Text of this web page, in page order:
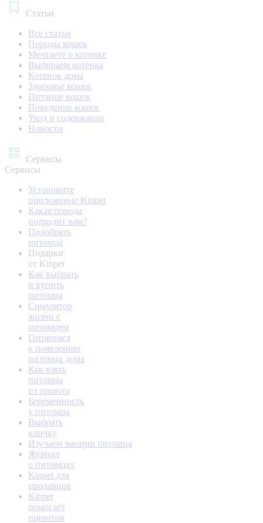
Статьи
Все статьи
Породы кошек
Мечтаете о котенке
Выбираем котенка
Котенок дома
Здоровье кошек
Питание кошек
Поведение кошек
Уход и содержание
Новости
Сервисы
Сервисы
Установите
приложение Kinpet
Какая порода
подходит вам?
Подобрать
питомца
Подарки
от Kinpet
Как выбрать
и купить
питомца
Симулятор
жизни с
питомцем
Готовимся
к появлению
питомца дома
Как взять
питомца
из приюта
Беременность
у питомца
Выбрать
кличку
Изучаем эмоции питомца
Журнал
о питомцах
Kinpet для
продавцов
Kinpet
помогает
приютам